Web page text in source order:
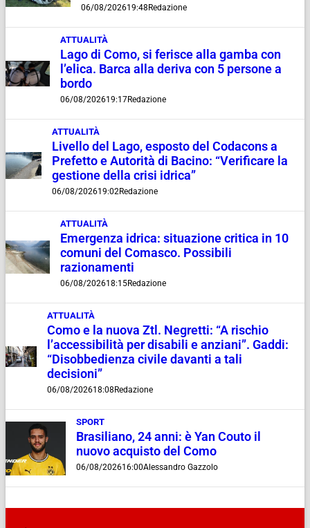
06/08/202619:48 Redazione
ATTUALITÀ
Lago di Como, si ferisce alla gamba con
l’elica. Barca alla deriva con 5 persone a
bordo
06/08/202619:17Redazione
ATTUALITÀ
Livello del Lago, esposto del Codacons a
Prefetto e Autorità di Bacino: “Verificare la
gestione della crisi idrica”
06/08/202619:02Redazione
ATTUALITÀ
Emergenza idrica: situazione critica in 10
comuni del Comasco. Possibili
razionamenti
06/08/202618:15Redazione
ATTUALITÀ
Como e la nuova Ztl. Negretti: “A rischio
l’accessibilità per disabili e anziani”. Gaddi:
“Disobbedienza civile davanti a tali
decisioni”
06/08/202618:08 Redazione
SPORT
Brasiliano, 24 anni: è Yan Couto il
nuovo acquisto del Como
06/08/202616:00Alessandro Gazzolo